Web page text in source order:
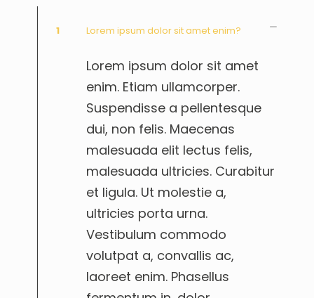
1 Lorem ipsum dolor sit amet enim?
Lorem ipsum dolor sit amet
enim. Etiam ullamcorper.
Suspendisse a pellentesque
dui, non felis. Maecenas
malesuada elit lectus felis,
malesuada ultricies. Curabitur
et ligula. Ut molestie a,
ultricies porta urna.
Vestibulum commodo
volutpat a, convallis ac,
laoreet enim. Phasellus